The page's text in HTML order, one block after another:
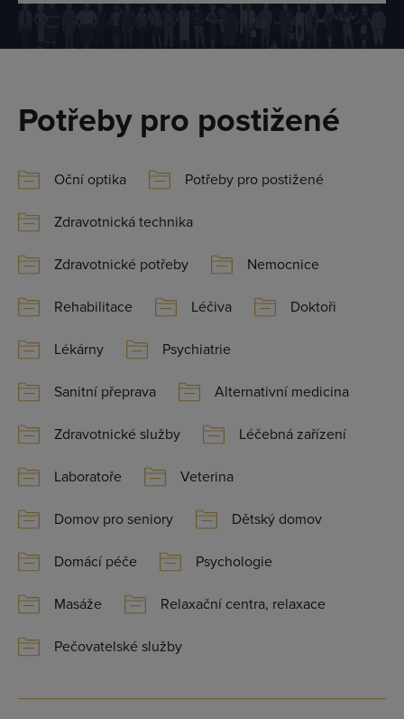
Potřeby pro postižené
Oční optika Potřeby pro postižené
Zdravotnická technika
Zdravotnické potřeby Nemocnice
Rehabilitace Léčiva Doktoři
Lékárny Psychiatrie
Sanitní přeprava Alternativní medicina
Zdravotnické služby Léčebná zařízení
Laboratoře Veterina
Domov pro seniory Dětský domov
Domácí péče Psychologie
Masáže Relaxační centra, relaxace
Pečovatelské služby